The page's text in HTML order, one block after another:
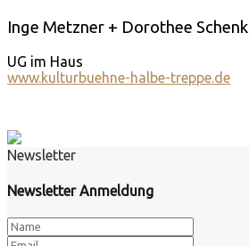
Inge Metzner + Dorothee Schenk
UG im Haus
www.kulturbuehne-halbe-treppe.de
Newsletter
Newsletter Anmeldung